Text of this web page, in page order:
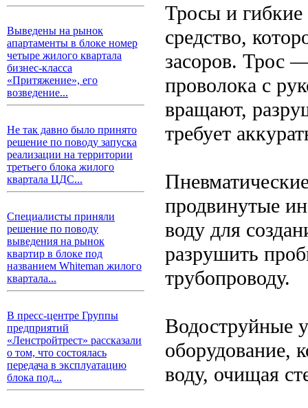
Выведены на рынок
апартаменты в блоке номер
четыре жилого квартала
бизнес-класса
«Притяжение», его
возведение...
Не так давно было принято
решение по поводу запуска
реализации на территории
третьего блока жилого
квартала ЦДС...
Специалисты приняли
решение по поводу
выведения на рынок
квартир в блоке под
названием Whiteman жилого
квартала...
В пресс-центре Группы
предприятий
«Ленстройтрест» рассказали
о том, что состоялась
передача в эксплуатацию
блока под...
Тросы и
средство,
засоров. Трос
проволока с
вращают,
требует
продвинутые
воду для
разрушить
трубопроводу.
Водоструйные
оборудование,
воду, очищая